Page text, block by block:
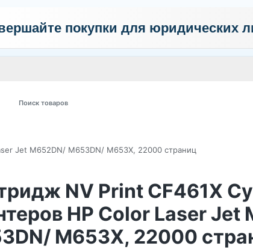
покупки для юридических
Jet M652DN/ M653DN/ M653X, 22000 страниц
NV Print CF461X
HP Color Laser Jet
M653X, 22000